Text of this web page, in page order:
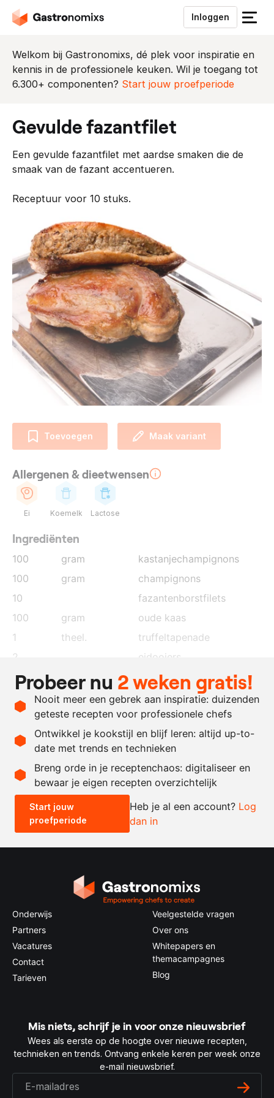
Inloggen
S
u
i
e
Welkom bij Gastronomixs, dé plek voor inspiratie en
kennis in de professionele keuken. Wil je toegang tot
6.300+ componenten? Start jouw proefperiode
gevulde fazantfilet
Een gevulde fazantfilet met aardse smaken die de
smaak van de fazant accentueren.
Receptuur voor 10 stuks.
Toevoegen Maak variant
Allergenen & dieetwensen
Ei Koemelk Lactose
Ingrediënten
100 gram
kastanjechampignons
100
gram
champignons
10
fazantenborstfilets
100
gram
oude kaas
1
theel.
truffeltapenade
2
eidooiers
naar
behoefte
olie
naar
zout en peper
Recept omrekenen
- +
0.5x 1x 2x
Probeer nu 2 weken gratis!
Nooit meer een gebrek aan inspiratie: duizenden
geteste recepten voor professionele chefs
Ontwikkel je kookstijl en blijf leren: altijd up-to-
date met trends en technieken
Breng orde in je receptenchaos: digitaliseer en
bewaar je eigen recepten overzichtelijk
Start jouw
proefperiode
Heb je al een account? Log
dan in
Onderwijs
Partners
Vacatures
Contact
Tarieven
Veelgestelde vragen
Over ons
Whitepapers en
themacampagnes
Blog
Mis niets, schrijf je in voor onze nieuwsbrief
Wees als eerste op de hoogte over nieuwe recepten,
technieken en trends. Ontvang enkele keren per week onze
e-mail nieuwsbrief.